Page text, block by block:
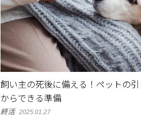
飼い主の死後に備える！ペットの
からできる準備
終活 2025.01.27